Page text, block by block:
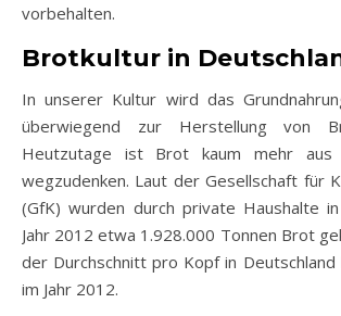
vorbehalten.
Brotkultur in
In unserer Kultur wird das
überwiegend zur Herstellung von
Heutzutage ist Brot kaum mehr aus
wegzudenken. Laut der Gesellschaft für
(GfK) wurden durch private Haushalte
Jahr 2012 etwa 1.928.000 Tonnen Brot
der Durchschnitt pro Kopf in
im Jahr 2012.